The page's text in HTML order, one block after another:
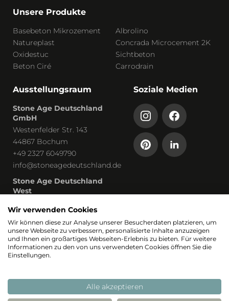
Unsere Produkte
Basebeton Mikrozement
Albrolino
Natureplast
Concrada Microcement 2K
Oxidestuc
Sichtbeton
Beton Ciré
Carrodrain
Ausstellungsraum
Stone Age Deutschland
GmbH
Westenfelder Str. 143
44867 Bochum
+49 2327 6049790
info@stoneagedeutschland.de
Stone Age Deutschland
West
53819 Neunkirchen-Seelscheid
Soziale Medien
Teil von
Wir verwenden Cookies
Wir können diese zur Analyse unserer Besucherdaten platzieren, um
unsere Webseite zu verbessern, personalisierte Inhalte anzuzeigen
und Ihnen ein großartiges Webseiten-Erlebnis zu bieten. Für weitere
Informationen zu den von uns verwendeten Cookies öffnen Sie die
Einstellungen.
Alle akzeptieren